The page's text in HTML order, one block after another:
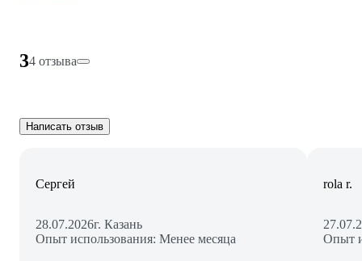
34 отзыва
Написать отзыв
Сергей
28.07.2026г. Казань
Опыт использования: Менее месяца
rola r.
Опыт